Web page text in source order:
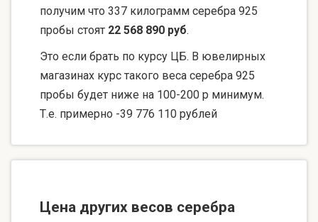
получим что 337 килограмм серебра 925
пробы стоят 22 568 890 руб.
Это если брать по курсу ЦБ. В ювелирных
магазинах курс такого веса серебра 925
пробы будет ниже на 100-200 р минимум.
Т.е. примерно -39 776 110 рублей
Цена других весов серебра